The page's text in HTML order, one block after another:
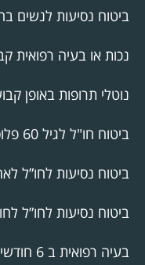
ביטוח נסיעות לנשים
נכות או בעיה רפואית
נוטלי תרופות באופן
ביטוח חו"ל לגיל 60 פלוס
ביטוח נסיעות לחו”ל
ביטוח נסיעות לחו”ל
בעיה רפואית ב 6 חודשים